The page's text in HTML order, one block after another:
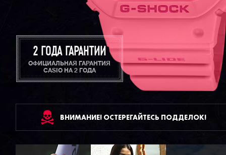
2 ГОДА ГАРАНТИИ
ОФИЦИАЛЬНАЯ ГАРАНТИЯ
CASIO НА 2 ГОДА
ВНИМАНИЕ! ОСТЕРЕГАЙТЕСЬ ПОДДЕЛОК!